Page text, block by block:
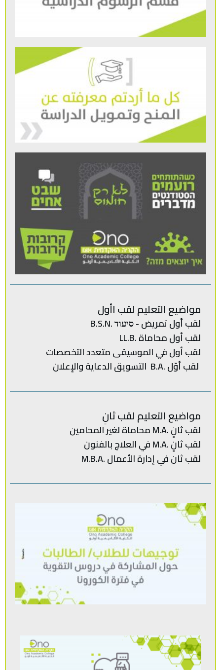
مواضيع التعليم لقب اأول
لقب أول تمريض - סיעוד .B.S.N
لقب أول محاماة .LL.B
لقب‭ ‬أول في‭ ‬الموسيقى‭ ‬متعدد‭ ‬
التخصصات‭
لقب‭ ‬أوّل .‭ ‬B.Aالتسويق‭ ‬الدعاية‭ ‬والإعلان
مواضيع التعليم لقب ثانٍ
لقب‭ ‬ثانٍ .‭ ‬M.Aمحاماة‭ ‬لغير‭ ‬المحامين
لقب ثانٍ .M.A في العلاج بالفنون
لقب‭ ‬ثانٍ‭ ‬في‭ ‬إدارة‭ ‬الأعمال .‭ M.B.A